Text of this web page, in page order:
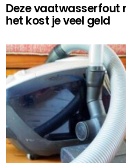
Deze vaatwasserfout
het kost je veel geld